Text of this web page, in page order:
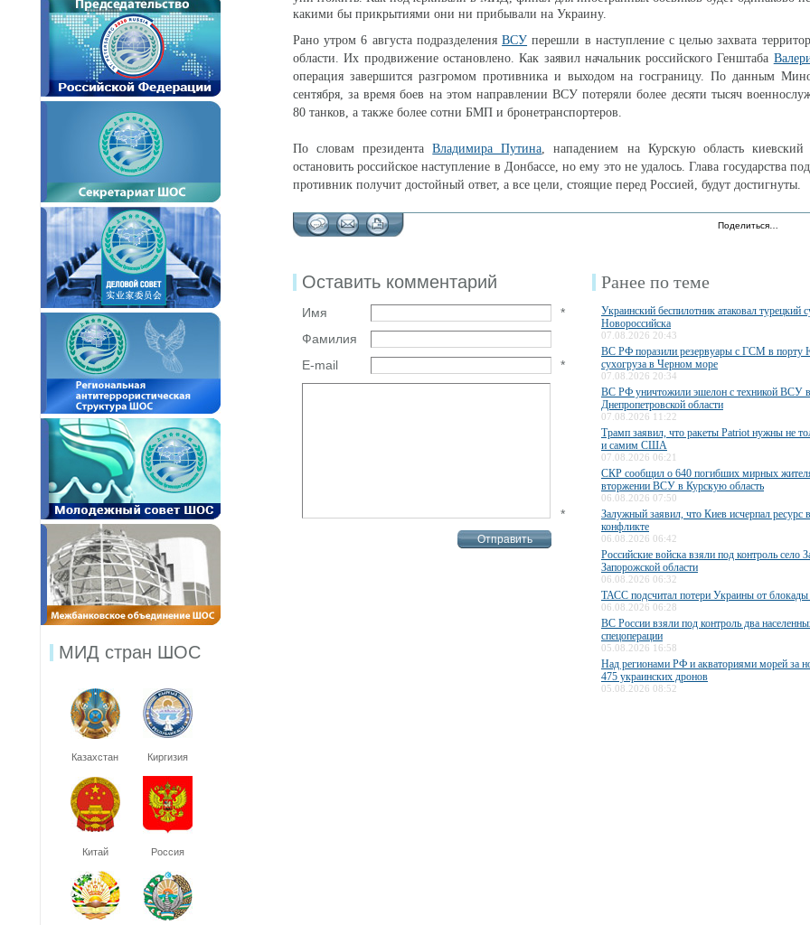
МИД стран ШОС
Казахстан Киргизия
Китай Россия
какими бы прикрытиями они ни прибывали на Украину.
Рано утром 6 августа подразделенияВСУ перешли в наступление с целью захвата
области. Их продвижение остановлено. Как заявил начальник российского Генштаба
операция завершится разгромом противника и выходом на госграницу. По данным
сентября, за время боев на этом направлении ВСУ потеряли более десяти тысяч
80 танков, а также более сотни БМП и бронетранспортеров.
По словам президентаВладимира Путина, нападением на Курскую область
остановить российское наступление в Донбассе, но ему это не удалось. Глава государства
противник получит достойный ответ, а все цели, стоящие перед Россией, будут достигнуты.
Поделиться…
Оставить комментарий
Имя
*
Фамилия
E-mail
*
*
Ранее по теме
Украинский беспилотник атаковал турецкий
Новороссийска
07.08.2026 20:43
ВС РФ поразили резервуары с ГСМ в
сухогруза в Черном море
07.08.2026 20:34
ВС РФ уничтожили эшелон с техникой ВСУ в
Днепропетровской области
07.08.2026 11:22
Трамп заявил, что ракеты Patriot нужны не
и самим США
07.08.2026 06:21
СКР сообщил о 640 погибших мирных
вторжении ВСУ в Курскую область
06.08.2026 07:50
Залужный заявил, что Киев исчерпал ресурс
конфликте
06.08.2026 06:42
Российские войска взяли под контроль село
Запорожской области
06.08.2026 06:32
ТАСС подсчитал потери Украины от блокады
06.08.2026 06:28
ВС России взяли под контроль два
спецоперации
05.08.2026 16:58
Над регионами РФ и акваториями морей за
475 украинских дронов
05.08.2026 08:52